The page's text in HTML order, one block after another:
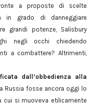
a proposte di scelte
in grado di danneggiare
grandi potenze, Salisbury
negli occhi chiedendo
a combattere? Altrimenti,
dall’obbedienza alla
Russia fosse ancora oggi lo
cui si muoveva etilicamente